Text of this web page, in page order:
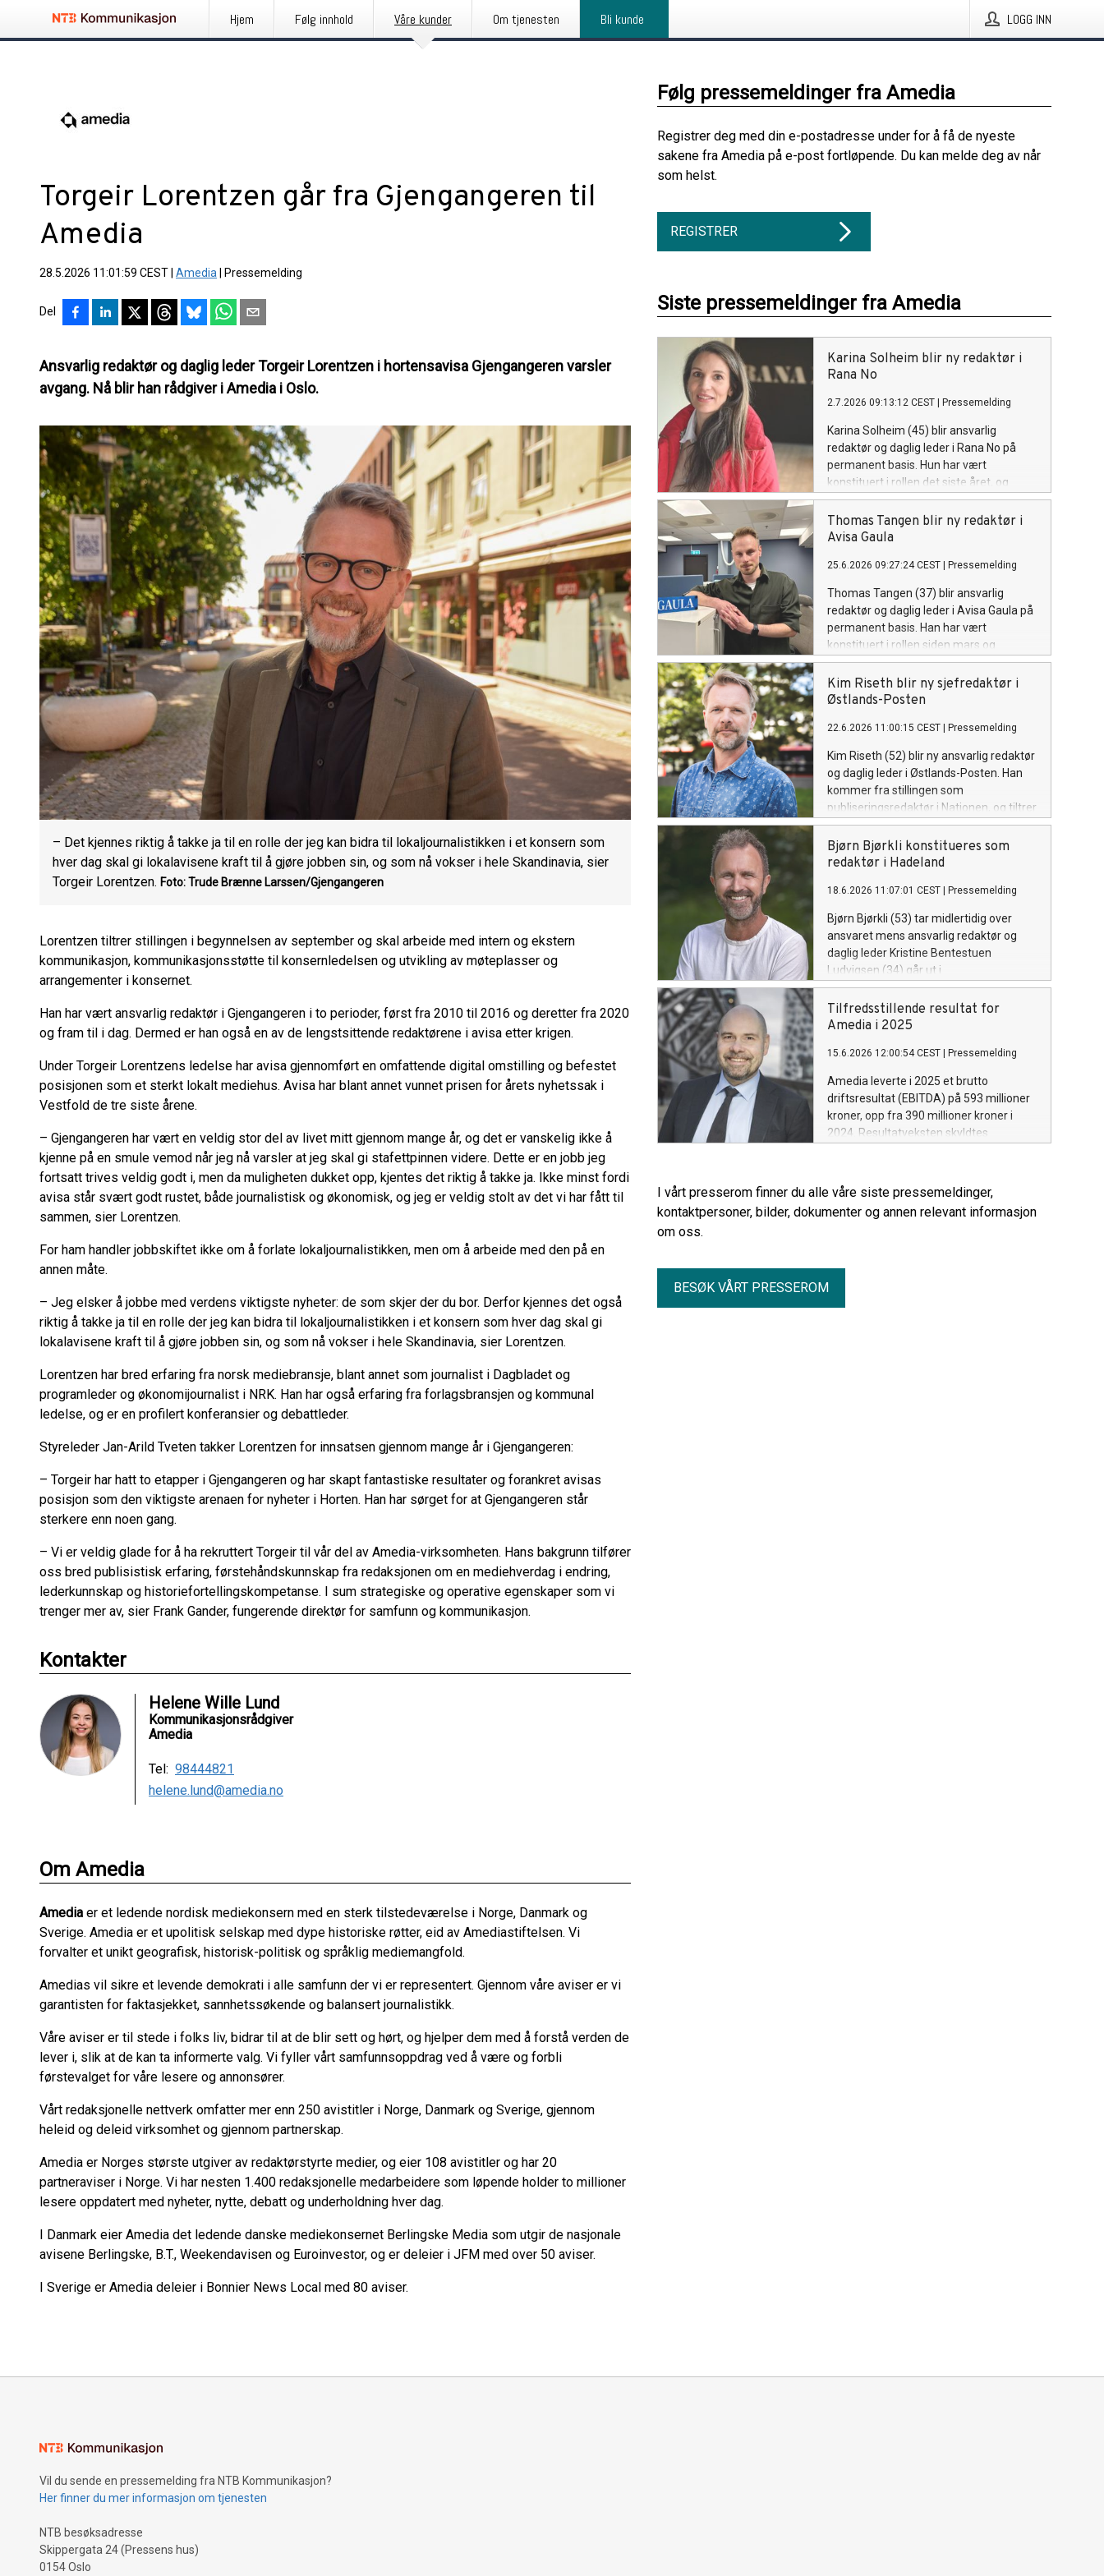
Hjem Følg innhold Våre kunder Om tjenesten Bli kunde LOGG INN
Torgeir Lorentzen går fra Gjengangeren til
Amedia
28.5.2026 11:01:59 CEST Amedia Pressemelding
Del
Ansvarlig redaktør og daglig leder Torgeir Lorentzen i hortensavisa Gjengangeren varsler
avgang. Nå blir han rådgiver i Amedia i Oslo.
– Det kjennes riktig å takke ja til en rolle der jeg kan bidra til lokaljournalistikken i et konsern som
hver dag skal gi lokalavisene kraft til å gjøre jobben sin, og som nå vokser i hele Skandinavia, sier
Torgeir Lorentzen. Foto: Trude Brænne Larssen/Gjengangeren
Lorentzen tiltrer stillingen i begynnelsen av september og skal arbeide med intern og ekstern
kommunikasjon, kommunikasjonsstøtte til konsernledelsen og utvikling av møteplasser og
arrangementer i konsernet.
Han har vært ansvarlig redaktør i Gjengangeren i to perioder, først fra 2010 til 2016 og deretter fra 2020
og fram til i dag. Dermed er han også en av de lengstsittende redaktørene i avisa etter krigen.
Under Torgeir Lorentzens ledelse har avisa gjennomført en omfattende digital omstilling og befestet
posisjonen som et sterkt lokalt mediehus. Avisa har blant annet vunnet prisen for årets nyhetssak i
Vestfold de tre siste årene.
– Gjengangeren har vært en veldig stor del av livet mitt gjennom mange år, og det er vanskelig ikke å
kjenne på en smule vemod når jeg nå varsler at jeg skal gi stafettpinnen videre. Dette er en jobb jeg
fortsatt trives veldig godt i, men da muligheten dukket opp, kjentes det riktig å takke ja. Ikke minst fordi
avisa står svært godt rustet, både journalistisk og økonomisk, og jeg er veldig stolt av det vi har fått til
sammen, sier Lorentzen.
For ham handler jobbskiftet ikke om å forlate lokaljournalistikken, men om å arbeide med den på en
annen måte.
– Jeg elsker å jobbe med verdens viktigste nyheter: de som skjer der du bor. Derfor kjennes det også
riktig å takke ja til en rolle der jeg kan bidra til lokaljournalistikken i et konsern som hver dag skal gi
lokalavisene kraft til å gjøre jobben sin, og som nå vokser i hele Skandinavia, sier Lorentzen.
Lorentzen har bred erfaring fra norsk mediebransje, blant annet som journalist i Dagbladet og
programleder og økonomijournalist i NRK. Han har også erfaring fra forlagsbransjen og kommunal
ledelse, og er en profilert konferansier og debattleder.
Styreleder Jan-Arild Tveten takker Lorentzen for innsatsen gjennom mange år i Gjengangeren:
– Torgeir har hatt to etapper i Gjengangeren og har skapt fantastiske resultater og forankret avisas
posisjon som den viktigste arenaen for nyheter i Horten. Han har sørget for at Gjengangeren står
sterkere enn noen gang.
– Vi er veldig glade for å ha rekruttert Torgeir til vår del av Amedia-virksomheten. Hans bakgrunn tilfører
oss bred publisistisk erfaring, førstehåndskunnskap fra redaksjonen om en mediehverdag i endring,
lederkunnskap og historiefortellingskompetanse. I sum strategiske og operative egenskaper som vi
trenger mer av, sier Frank Gander, fungerende direktør for samfunn og kommunikasjon.
Kontakter
Helene Wille Lund
Kommunikasjonsrådgiver
Amedia
Tel: 98444821
helene.lund@amedia.no
Om Amedia
Amedia er et ledende nordisk mediekonsern med en sterk tilstedeværelse i Norge, Danmark og
Sverige. Amedia er et upolitisk selskap med dype historiske røtter, eid av Amediastiftelsen. Vi
forvalter et unikt geografisk, historisk-politisk og språklig mediemangfold.
Amedias vil sikre et levende demokrati i alle samfunn der vi er representert. Gjennom våre aviser er vi
garantisten for faktasjekket, sannhetssøkende og balansert journalistikk.
Våre aviser er til stede i folks liv, bidrar til at de blir sett og hørt, og hjelper dem med å forstå verden de
lever i, slik at de kan ta informerte valg. Vi fyller vårt samfunnsoppdrag ved å være og forbli
førstevalget for våre lesere og annonsører.
Vårt redaksjonelle nettverk omfatter mer enn 250 avistitler i Norge, Danmark og Sverige, gjennom
heleid og deleid virksomhet og gjennom partnerskap.
Amedia er Norges største utgiver av redaktørstyrte medier, og eier 108 avistitler og har 20
partneraviser i Norge. Vi har nesten 1.400 redaksjonelle medarbeidere som løpende holder to millioner
lesere oppdatert med nyheter, nytte, debatt og underholdning hver dag.
I Danmark eier Amedia det ledende danske mediekonsernet Berlingske Media som utgir de nasjonale
avisene Berlingske, B.T., Weekendavisen og Euroinvestor, og er deleier i JFM med over 50 aviser.
I Sverige er Amedia deleier i Bonnier News Local med 80 aviser.
Følg pressemeldinger fra Amedia
Registrer deg med din e-postadresse under for å få de nyeste
sakene fra Amedia på e-post fortløpende. Du kan melde deg av når
som helst.
REGISTRER
Siste pressemeldinger fra Amedia
Karina Solheim blir ny redaktør i
Rana No
2.7.2026 09:13:12 CEST Pressemelding
Karina Solheim (45) blir ansvarlig
redaktør og daglig leder i Rana No på
permanent basis. Hun har vært
konstituert i rollen det siste året, og
kommer fra stillingen som
nyhetsredaktør i samme avis.
Thomas Tangen blir ny redaktør i
Avisa Gaula
25.6.2026 09:27:24 CEST Pressemelding
Thomas Tangen (37) blir ansvarlig
redaktør og daglig leder i Avisa Gaula på
permanent basis. Han har vært
konstituert i rollen siden mars og
kommer fra Trondheims-avisa Nidaros.
Kim Riseth blir ny sjefredaktør i
Østlands-Posten
22.6.2026 11:00:15 CEST Pressemelding
Kim Riseth (52) blir ny ansvarlig redaktør
og daglig leder i Østlands-Posten. Han
kommer fra stillingen som
publiseringsredaktør i Nationen, og tiltrer
ved månedsskiftet september/oktober.
Bjørn Bjørkli konstitueres som
redaktør i Hadeland
18.6.2026 11:07:01 CEST Pressemelding
Bjørn Bjørkli (53) tar midlertidig over
ansvaret mens ansvarlig redaktør og
daglig leder Kristine Bentestuen
Ludvigsen (34) går ut i
foreldrepermisjon.
Tilfredsstillende resultat for
Amedia i 2025
15.6.2026 12:00:54 CEST Pressemelding
Amedia leverte i 2025 et brutto
driftsresultat (EBITDA) på 593 millioner
kroner, opp fra 390 millioner kroner i
2024. Resultatveksten skyldtes
abonnementsvekst, god digital
annonseutvikling og lavere kostnader til
papirprodukter i den norske
I vårt presserom finner du alle våre siste pressemeldinger,
kontaktpersoner, bilder, dokumenter og annen relevant informasjon
om oss.
BESØK VÅRT PRESSEROM
Vil du sende en pressemelding fra NTB Kommunikasjon?
Her finner du mer informasjon om tjenesten
NTB besøksadresse
Skippergata 24 (Pressens hus)
0154 Oslo